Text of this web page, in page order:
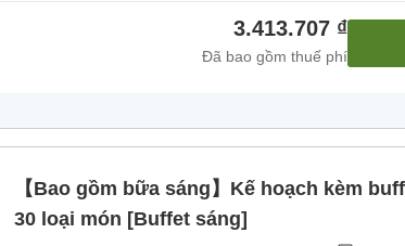
3.413.707 ₫
Đã bao gồm thuế phí
【Bao gồm bữa sáng】Kế hoạch kèm
30 loại món [Buffet sáng]